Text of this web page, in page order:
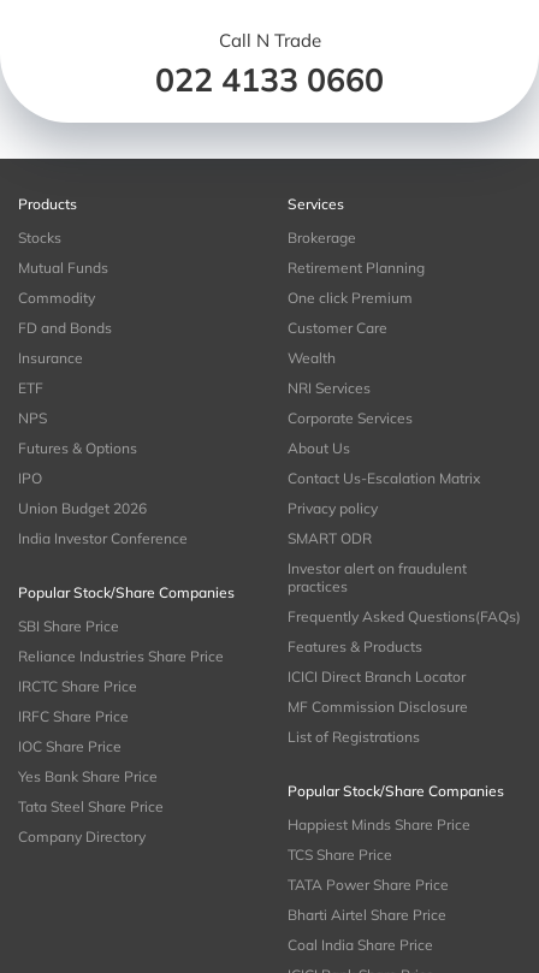
Call N Trade
022 4133 0660
Products
Stocks
Mutual Funds
Commodity
FD and Bonds
Insurance
ETF
NPS
Futures & Options
IPO
Union Budget 2026
India Investor Conference
Popular Stock/Share Companies
SBI Share Price
Reliance Industries Share Price
IRCTC Share Price
IRFC Share Price
IOC Share Price
Yes Bank Share Price
Tata Steel Share Price
Company Directory
Services
Brokerage
Retirement Planning
One click Premium
Customer Care
Wealth
NRI Services
Corporate Services
About Us
Contact Us-Escalation Matrix
Privacy policy
SMART ODR
Investor alert on fraudulent
practices
Frequently Asked Questions(FAQs)
Features & Products
ICICI Direct Branch Locator
MF Commission Disclosure
List of Registrations
Popular Stock/Share Companies
Happiest Minds Share Price
TCS Share Price
TATA Power Share Price
Bharti Airtel Share Price
Coal India Share Price